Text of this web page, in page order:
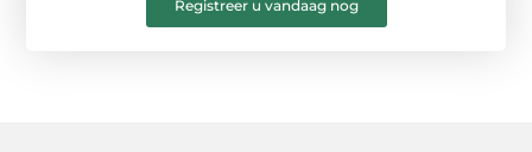
Registreer u vandaag nog